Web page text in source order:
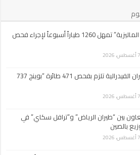
“الخطوط الماليزية” تمهل 1260 طياراً أسبوعاً لإجراء فحص
إدارة الطيران الفيدرالية تلزم بفحص 471 طائرة “بوينج 737
بين “طيران الرياض” و”ترافل سكاي” في
بالصين